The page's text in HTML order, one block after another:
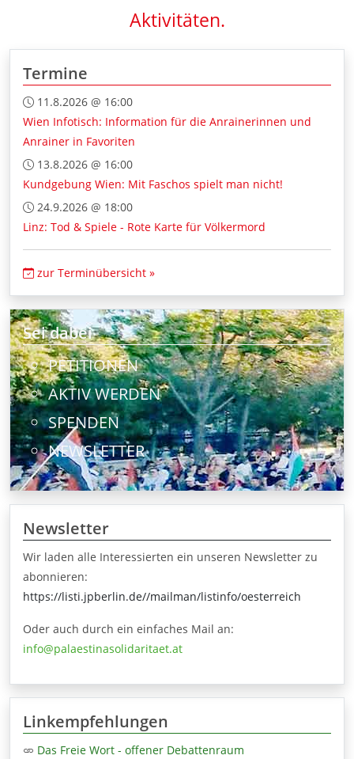
Aktivitäten.
Termine
11.8.2026 @ 16:00
Wien Infotisch: Information für die Anrainerinnen und
Anrainer in Favoriten
13.8.2026 @ 16:00
Kundgebung Wien: Mit Faschos spielt man nicht!
24.9.2026 @ 18:00
Linz: Tod & Spiele - Rote Karte für Völkermord
zur Terminübersicht »
Sei dabei
PETITIONEN
AKTIV WERDEN
SPENDEN
NEWSLETTER
Newsletter
Wir laden alle Interessierten ein unseren Newsletter zu
abonnieren:
https://listi.jpberlin.de//mailman/listinfo/oesterreich
Oder auch durch ein einfaches Mail an:
info@palaestinasolidaritaet.at
Linkempfehlungen
Das Freie Wort - offener Debattenraum